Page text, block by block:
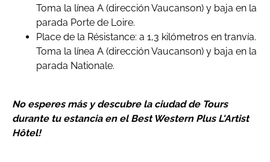
Toma la línea A (dirección Vaucanson) y baja en la
parada Porte de Loire.
Place de la Résistance: a 1,3 kilómetros en tranvía.
Toma la línea A (dirección Vaucanson) y baja en la
parada Nationale.
No esperes más y descubre la ciudad de Tours
durante tu estancia en el Best Western Plus L'Artist
Hôtel!